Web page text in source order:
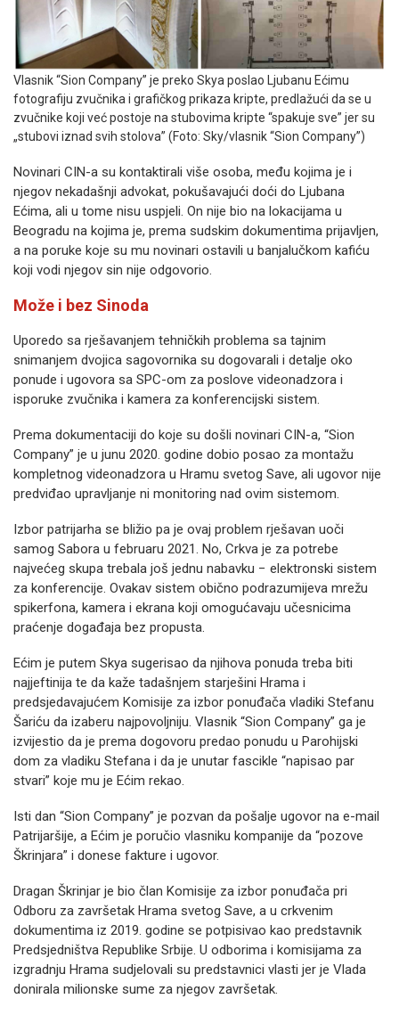
Vlasnik “Sion Company” je preko Skya poslao Ljubanu Ećimu
fotografiju zvučnika i grafičkog prikaza kripte, predlažući da se u
zvučnike koji već postoje na stubovima kripte “spakuje sve” jer su
„stubovi iznad svih stolova” (Foto: Sky/vlasnik “Sion Company”)
Novinari CIN-a su kontaktirali više osoba, među kojima je i
njegov nekadašnji advokat, pokušavajući doći do Ljubana
Ećima, ali u tome nisu uspjeli. On nije bio na lokacijama u
Beogradu na kojima je, prema sudskim dokumentima prijavljen,
a na poruke koje su mu novinari ostavili u banjalučkom kafiću
koji vodi njegov sin nije odgovorio.
Može i bez Sinoda
Uporedo sa rješavanjem tehničkih problema sa tajnim
snimanjem dvojica sagovornika su dogovarali i detalje oko
ponude i ugovora sa SPC-om za poslove videonadzora i
isporuke zvučnika i kamera za konferencijski sistem.
Prema dokumentaciji do koje su došli novinari CIN-a, “Sion
Company” je u junu 2020. godine dobio posao za montažu
kompletnog videonadzora u Hramu svetog Save, ali ugovor nije
predviđao upravljanje ni monitoring nad ovim sistemom.
Izbor patrijarha se bližio pa je ovaj problem rješavan uoči
samog Sabora u februaru 2021. No, Crkva je za potrebe
najvećeg skupa trebala još jednu nabavku − elektronski sistem
za konferencije. Ovakav sistem obično podrazumijeva mrežu
spikerfona, kamera i ekrana koji omogućavaju učesnicima
praćenje događaja bez propusta.
Ećim je putem Skya sugerisao da njihova ponuda treba biti
najjeftinija te da kaže tadašnjem starješini Hrama i
predsjedavajućem Komisije za izbor ponuđača vladiki Stefanu
Šariću da izaberu najpovoljniju. Vlasnik “Sion Company” ga je
izvijestio da je prema dogovoru predao ponudu u Parohijski
dom za vladiku Stefana i da je unutar fascikle “napisao par
stvari” koje mu je Ećim rekao.
Isti dan “Sion Company” je pozvan da pošalje ugovor na e-mail
Patrijaršije, a Ećim je poručio vlasniku kompanije da “pozove
Škrinjara” i donese fakture i ugovor.
Dragan Škrinjar je bio član Komisije za izbor ponuđača pri
Odboru za završetak Hrama svetog Save, a u crkvenim
dokumentima iz 2019. godine se potpisivao kao predstavnik
Predsjedništva Republike Srbije. U odborima i komisijama za
izgradnju Hrama sudjelovali su predstavnici vlasti jer je Vlada
donirala milionske sume za njegov završetak.